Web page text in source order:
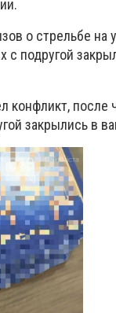
о стрельбе на
с подругой
после
закрылись в